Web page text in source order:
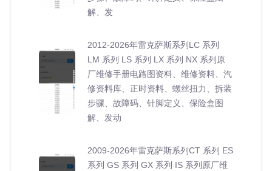
解、发
2012-2026年雷克萨斯系列LC 系列
LM 系列 LS 系列 LX 系列 NX 系列原
厂维修手册电路图资料、维修资料、汽
修资料库、正时资料、螺丝扭力、拆装
步骤、故障码、针脚定义、保险盒图
解、发动
2009-2026年雷克萨斯系列CT 系列 ES
系列 GS 系列 GX 系列 IS 系列原厂维